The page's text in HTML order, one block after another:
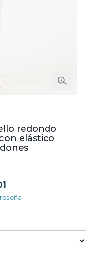
redondo
elástico